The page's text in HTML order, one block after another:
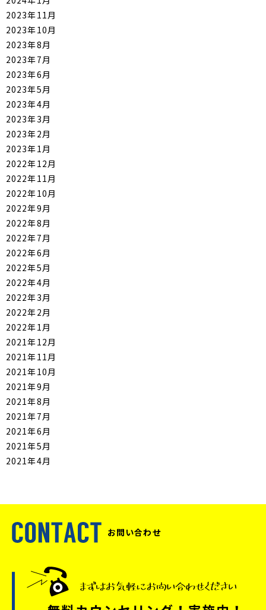
2023年11月
2023年10月
2023年8月
2023年7月
2023年6月
2023年5月
2023年4月
2023年3月
2023年2月
2023年1月
2022年12月
2022年11月
2022年10月
2022年9月
2022年8月
2022年7月
2022年6月
2022年5月
2022年4月
2022年3月
2022年2月
2022年1月
2021年12月
2021年11月
2021年10月
2021年9月
2021年8月
2021年7月
2021年6月
2021年5月
2021年4月
お問い合わせ